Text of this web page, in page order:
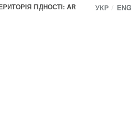
ГІДНОСТІ: AR
УКР ENG